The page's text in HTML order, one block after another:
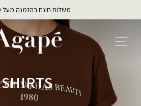
לתוכן
עצירת
מצגת
משלוח חינם בהזמנה מעל 350₪!
ניווט באתר
SHIRTS